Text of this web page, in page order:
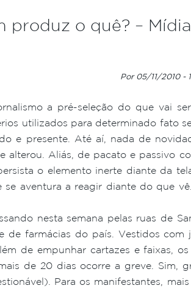
produz o quê? –
Por 05/11/2010 -
a pré-seleção do que vai
utilizados para determinado fato
e presente. Até aí, nada de
alterou. Aliás, de pacato e passivo
o elemento inerte diante da
se aventura a reagir diante do que
nesta semana pelas ruas de
de farmácias do país. Vestidos
de empunhar cartazes e faixas,
de 20 dias ocorre a greve. Sim,
Para os manifestantes,